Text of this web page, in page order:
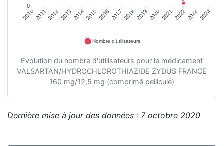
0
2010201120122013 20142015 2016 2017 20182019 2020 202120222023 2024
Nombre d'utilisateurs
Evolution du nombre d'utilisateurs pour le médicament
VALSARTAN/HYDROCHLOROTHIAZIDE ZYDUS FRANCE
160 mg/12,5 mg (comprimé pelliculé)
Dernière mise à jour des données : 7 octobre 2020